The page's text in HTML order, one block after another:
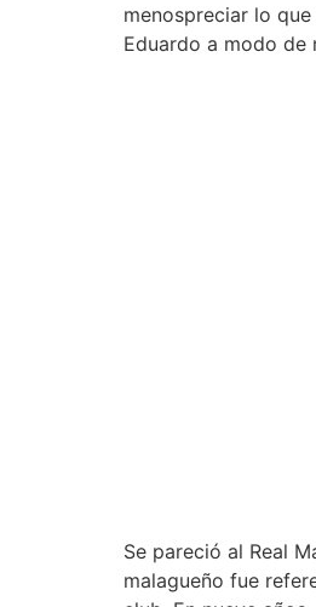
menospreciar lo
Eduardo a modo de
Se pareció al Real
malagueño fue